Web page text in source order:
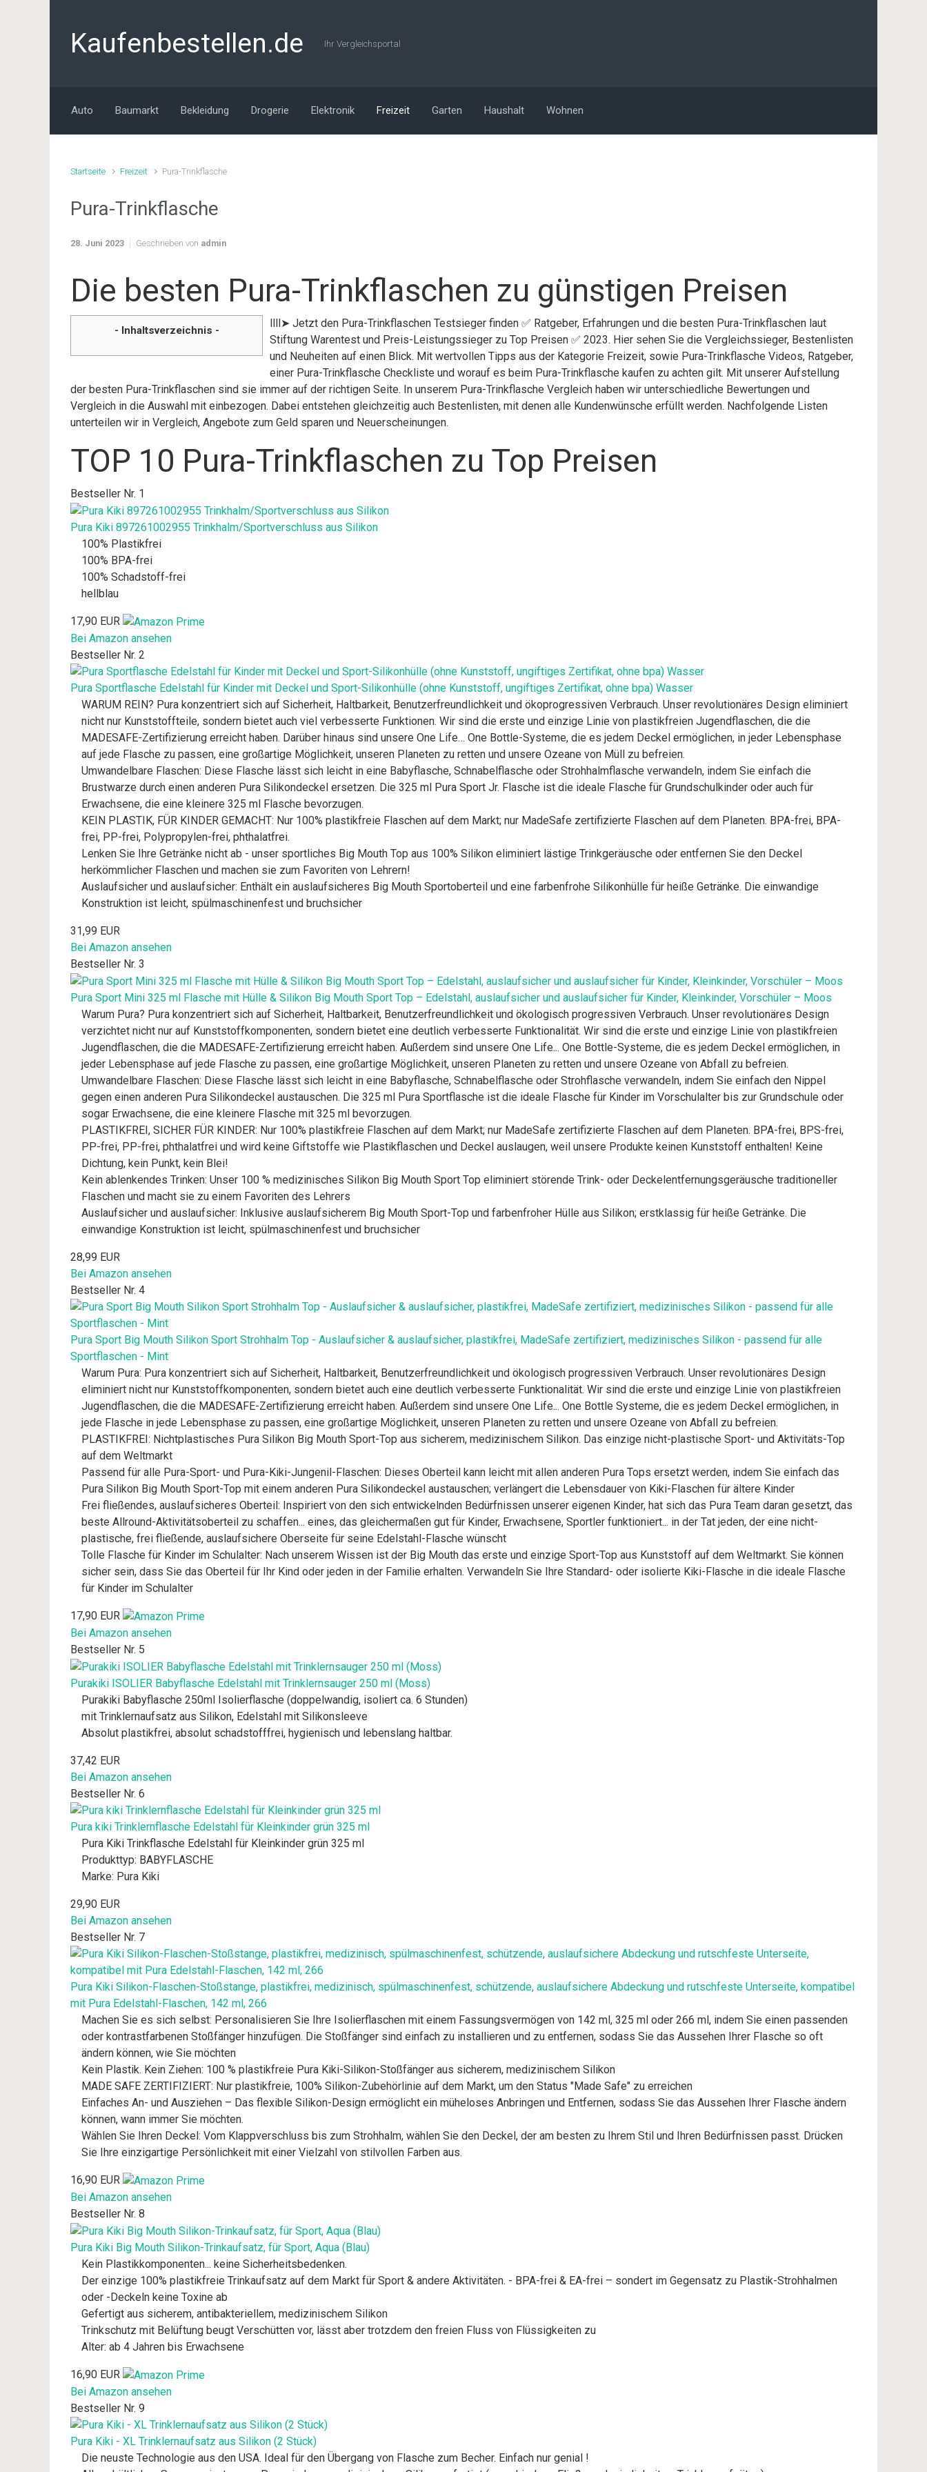
Kaufenbestellen.de Ihr Vergleichsportal
Auto Baumarkt Bekleidung Drogerie Elektronik Freizeit Garten Haushalt Wohnen
Startseite Freizeit Pura-Trinkflasche
Pura-Trinkflasche
28. Juni 2023 Geschrieben von admin
Die besten Pura-Trinkflaschen zu günstigen Preisen
- Inhaltsverzeichnis -
llll➤ Jetzt den Pura-Trinkflaschen Testsieger finden ✅ Ratgeber, Erfahrungen und die besten Pura-Trinkflaschen laut
Stiftung Warentest und Preis-Leistungssieger zu Top Preisen ✅ 2023. Hier sehen Sie die Vergleichssieger, Bestenlisten
und Neuheiten auf einen Blick. Mit wertvollen Tipps aus der Kategorie Freizeit, sowie Pura-Trinkflasche Videos, Ratgeber,
einer Pura-Trinkflasche Checkliste und worauf es beim Pura-Trinkflasche kaufen zu achten gilt. Mit unserer Aufstellung
der besten Pura-Trinkflaschen sind sie immer auf der richtigen Seite. In unserem Pura-Trinkflasche Vergleich haben wir unterschiedliche Bewertungen und
Vergleich in die Auswahl mit einbezogen. Dabei entstehen gleichzeitig auch Bestenlisten, mit denen alle Kundenwünsche erfüllt werden. Nachfolgende Listen
unterteilen wir in Vergleich, Angebote zum Geld sparen und Neuerscheinungen.
TOP 10 Pura-Trinkflaschen zu Top Preisen
Bestseller Nr. 1
Pura Kiki 897261002955 Trinkhalm/Sportverschluss aus Silikon
100% Plastikfrei
100% BPA-frei
100% Schadstoff-frei
hellblau
17,90 EUR
Bei Amazon ansehen
Bestseller Nr. 2
Pura Sportflasche Edelstahl für Kinder mit Deckel und Sport-Silikonhülle (ohne Kunststoff, ungiftiges Zertifikat, ohne bpa) Wasser
WARUM REIN? Pura konzentriert sich auf Sicherheit, Haltbarkeit, Benutzerfreundlichkeit und ökoprogressiven Verbrauch. Unser revolutionäres Design eliminiert
nicht nur Kunststoffteile, sondern bietet auch viel verbesserte Funktionen. Wir sind die erste und einzige Linie von plastikfreien Jugendflaschen, die die
MADESAFE-Zertifizierung erreicht haben. Darüber hinaus sind unsere One Life… One Bottle-Systeme, die es jedem Deckel ermöglichen, in jeder Lebensphase
auf jede Flasche zu passen, eine großartige Möglichkeit, unseren Planeten zu retten und unsere Ozeane von Müll zu befreien.
Umwandelbare Flaschen: Diese Flasche lässt sich leicht in eine Babyflasche, Schnabelflasche oder Strohhalmflasche verwandeln, indem Sie einfach die
Brustwarze durch einen anderen Pura Silikondeckel ersetzen. Die 325 ml Pura Sport Jr. Flasche ist die ideale Flasche für Grundschulkinder oder auch für
Erwachsene, die eine kleinere 325 ml Flasche bevorzugen.
KEIN PLASTIK, FÜR KINDER GEMACHT: Nur 100% plastikfreie Flaschen auf dem Markt; nur MadeSafe zertifizierte Flaschen auf dem Planeten. BPA-frei, BPA-
frei, PP-frei, Polypropylen-frei, phthalatfrei.
Lenken Sie Ihre Getränke nicht ab - unser sportliches Big Mouth Top aus 100% Silikon eliminiert lästige Trinkgeräusche oder entfernen Sie den Deckel
herkömmlicher Flaschen und machen sie zum Favoriten von Lehrern!
Auslaufsicher und auslaufsicher: Enthält ein auslaufsicheres Big Mouth Sportoberteil und eine farbenfrohe Silikonhülle für heiße Getränke. Die einwandige
Konstruktion ist leicht, spülmaschinenfest und bruchsicher
31,99 EUR
Bei Amazon ansehen
Bestseller Nr. 3
Pura Sport Mini 325 ml Flasche mit Hülle & Silikon Big Mouth Sport Top – Edelstahl, auslaufsicher und auslaufsicher für Kinder, Kleinkinder, Vorschüler – Moos
Warum Pura? Pura konzentriert sich auf Sicherheit, Haltbarkeit, Benutzerfreundlichkeit und ökologisch progressiven Verbrauch. Unser revolutionäres Design
verzichtet nicht nur auf Kunststoffkomponenten, sondern bietet eine deutlich verbesserte Funktionalität. Wir sind die erste und einzige Linie von plastikfreien
Jugendflaschen, die die MADESAFE-Zertifizierung erreicht haben. Außerdem sind unsere One Life... One Bottle-Systeme, die es jedem Deckel ermöglichen, in
jeder Lebensphase auf jede Flasche zu passen, eine großartige Möglichkeit, unseren Planeten zu retten und unsere Ozeane von Abfall zu befreien.
Umwandelbare Flaschen: Diese Flasche lässt sich leicht in eine Babyflasche, Schnabelflasche oder Strohflasche verwandeln, indem Sie einfach den Nippel
gegen einen anderen Pura Silikondeckel austauschen. Die 325 ml Pura Sportflasche ist die ideale Flasche für Kinder im Vorschulalter bis zur Grundschule oder
sogar Erwachsene, die eine kleinere Flasche mit 325 ml bevorzugen.
PLASTIKFREI, SICHER FÜR KINDER: Nur 100% plastikfreie Flaschen auf dem Markt; nur MadeSafe zertifizierte Flaschen auf dem Planeten. BPA-frei, BPS-frei,
PP-frei, PP-frei, phthalatfrei und wird keine Giftstoffe wie Plastikflaschen und Deckel auslaugen, weil unsere Produkte keinen Kunststoff enthalten! Keine
Dichtung, kein Punkt, kein Blei!
Kein ablenkendes Trinken: Unser 100 % medizinisches Silikon Big Mouth Sport Top eliminiert störende Trink- oder Deckelentfernungsgeräusche traditioneller
Flaschen und macht sie zu einem Favoriten des Lehrers
Auslaufsicher und auslaufsicher: Inklusive auslaufsicherem Big Mouth Sport-Top und farbenfroher Hülle aus Silikon; erstklassig für heiße Getränke. Die
einwandige Konstruktion ist leicht, spülmaschinenfest und bruchsicher
28,99 EUR
Bei Amazon ansehen
Bestseller Nr. 4
Pura Sport Big Mouth Silikon Sport Strohhalm Top - Auslaufsicher & auslaufsicher, plastikfrei, MadeSafe zertifiziert, medizinisches Silikon - passend für alle
Sportflaschen - Mint
Warum Pura: Pura konzentriert sich auf Sicherheit, Haltbarkeit, Benutzerfreundlichkeit und ökologisch progressiven Verbrauch. Unser revolutionäres Design
eliminiert nicht nur Kunststoffkomponenten, sondern bietet auch eine deutlich verbesserte Funktionalität. Wir sind die erste und einzige Linie von plastikfreien
Jugendflaschen, die die MADESAFE-Zertifizierung erreicht haben. Außerdem sind unsere One Life... One Bottle Systeme, die es jedem Deckel ermöglichen, in
jede Flasche in jede Lebensphase zu passen, eine großartige Möglichkeit, unseren Planeten zu retten und unsere Ozeane von Abfall zu befreien.
PLASTIKFREI: Nichtplastisches Pura Silikon Big Mouth Sport-Top aus sicherem, medizinischem Silikon. Das einzige nicht-plastische Sport- und Aktivitäts-Top
auf dem Weltmarkt
Passend für alle Pura-Sport- und Pura-Kiki-Jungenil-Flaschen: Dieses Oberteil kann leicht mit allen anderen Pura Tops ersetzt werden, indem Sie einfach das
Pura Silikon Big Mouth Sport-Top mit einem anderen Pura Silikondeckel austauschen; verlängert die Lebensdauer von Kiki-Flaschen für ältere Kinder
Frei fließendes, auslaufsicheres Oberteil: Inspiriert von den sich entwickelnden Bedürfnissen unserer eigenen Kinder, hat sich das Pura Team daran gesetzt, das
beste Allround-Aktivitätsoberteil zu schaffen... eines, das gleichermaßen gut für Kinder, Erwachsene, Sportler funktioniert... in der Tat jeden, der eine nicht-
plastische, frei fließende, auslaufsichere Oberseite für seine Edelstahl-Flasche wünscht
Tolle Flasche für Kinder im Schulalter: Nach unserem Wissen ist der Big Mouth das erste und einzige Sport-Top aus Kunststoff auf dem Weltmarkt. Sie können
sicher sein, dass Sie das Oberteil für Ihr Kind oder jeden in der Familie erhalten. Verwandeln Sie Ihre Standard- oder isolierte Kiki-Flasche in die ideale Flasche
für Kinder im Schulalter
17,90 EUR
Bei Amazon ansehen
Bestseller Nr. 5
Purakiki ISOLIER Babyflasche Edelstahl mit Trinklernsauger 250 ml (Moss)
Purakiki Babyflasche 250ml Isolierflasche (doppelwandig, isoliert ca. 6 Stunden)
mit Trinklernaufsatz aus Silikon, Edelstahl mit Silikonsleeve
Absolut plastikfrei, absolut schadstofffrei, hygienisch und lebenslang haltbar.
37,42 EUR
Bei Amazon ansehen
Bestseller Nr. 6
Pura kiki Trinklernflasche Edelstahl für Kleinkinder grün 325 ml
Pura Kiki Trinkflasche Edelstahl für Kleinkinder grün 325 ml
Produkttyp: BABYFLASCHE
Marke: Pura Kiki
29,90 EUR
Bei Amazon ansehen
Bestseller Nr. 7
Pura Kiki Silikon-Flaschen-Stoßstange, plastikfrei, medizinisch, spülmaschinenfest, schützende, auslaufsichere Abdeckung und rutschfeste Unterseite, kompatibel
mit Pura Edelstahl-Flaschen, 142 ml, 266
Machen Sie es sich selbst: Personalisieren Sie Ihre Isolierflaschen mit einem Fassungsvermögen von 142 ml, 325 ml oder 266 ml, indem Sie einen passenden
oder kontrastfarbenen Stoßfänger hinzufügen. Die Stoßfänger sind einfach zu installieren und zu entfernen, sodass Sie das Aussehen Ihrer Flasche so oft
ändern können, wie Sie möchten
Kein Plastik. Kein Ziehen: 100 % plastikfreie Pura Kiki-Silikon-Stoßfänger aus sicherem, medizinischem Silikon
MADE SAFE ZERTIFIZIERT: Nur plastikfreie, 100% Silikon-Zubehörlinie auf dem Markt, um den Status "Made Safe" zu erreichen
Einfaches An- und Ausziehen – Das flexible Silikon-Design ermöglicht ein müheloses Anbringen und Entfernen, sodass Sie das Aussehen Ihrer Flasche ändern
können, wann immer Sie möchten.
Wählen Sie Ihren Deckel: Vom Klappverschluss bis zum Strohhalm, wählen Sie den Deckel, der am besten zu Ihrem Stil und Ihren Bedürfnissen passt. Drücken
Sie Ihre einzigartige Persönlichkeit mit einer Vielzahl von stilvollen Farben aus.
16,90 EUR
Bei Amazon ansehen
Bestseller Nr. 8
Pura Kiki Big Mouth Silikon-Trinkaufsatz, für Sport, Aqua (Blau)
Kein Plastikkomponenten... keine Sicherheitsbedenken.
Der einzige 100% plastikfreie Trinkaufsatz auf dem Markt für Sport & andere Aktivitäten. - BPA-frei & EA-frei – sondert im Gegensatz zu Plastik-Strohhalmen
oder -Deckeln keine Toxine ab
Gefertigt aus sicherem, antibakteriellem, medizinischem Silikon
Trinkschutz mit Belüftung beugt Verschütten vor, lässt aber trotzdem den freien Fluss von Flüssigkeiten zu
Alter: ab 4 Jahren bis Erwachsene
16,90 EUR
Bei Amazon ansehen
Bestseller Nr. 9
Pura Kiki - XL Trinklernaufsatz aus Silikon (2 Stück)
Die neuste Technologie aus den USA. Ideal für den Übergang von Flasche zum Becher. Einfach nur genial !